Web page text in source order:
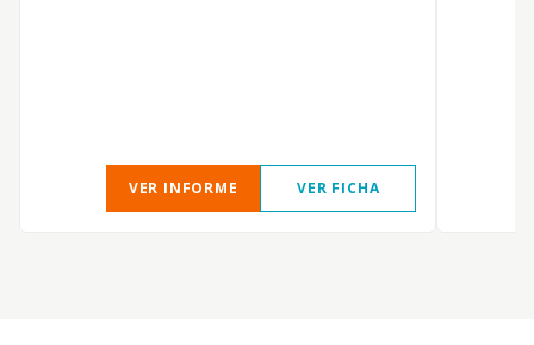
VER INFORME VER FICHA